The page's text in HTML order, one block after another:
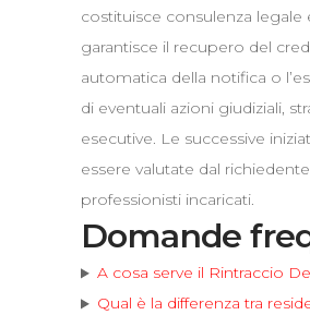
costituisce consulenza legale
garantisce il recupero del
automatica della notifica o
di eventuali azioni giudiziali,
esecutive. Le successive
essere valutate dal
professionisti incaricati.
Domande
A cosa serve il Rintraccio
Qual è la differenza tra